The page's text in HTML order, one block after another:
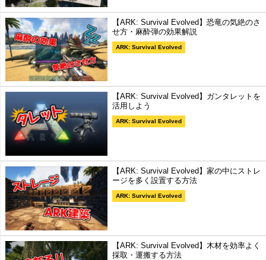
【ARK: Survival Evolved】恐竜の気絶のさ
せ方・麻酔弾の効果解説
ARK: Survival Evolved
【ARK: Survival Evolved】ガンタレットを
活用しよう
ARK: Survival Evolved
【ARK: Survival Evolved】家の中にストレ
ージを多く設置する方法
ARK: Survival Evolved
【ARK: Survival Evolved】木材を効率よく
採取・運搬する方法